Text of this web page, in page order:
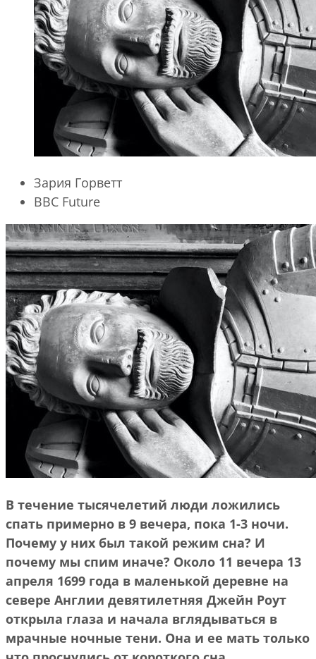
Зария Горветт
BBC Future
В течение тысячелетий люди ложились
спать примерно в 9 вечера, пока 1-3 ночи.
Почему у них был такой режим сна? И
почему мы спим иначе? Около 11 вечера 13
апреля 1699 года в маленькой деревне на
севере Англии девятилетняя Джейн Роут
открыла глаза и начала вглядываться в
мрачные ночные тени. Она и ее мать только